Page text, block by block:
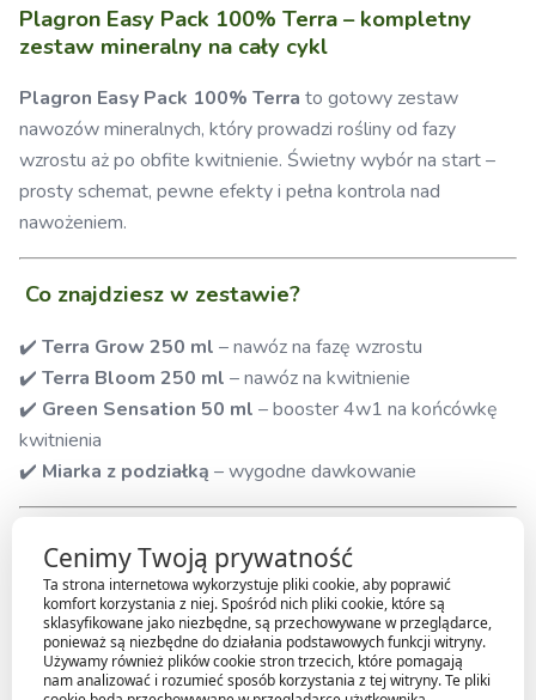
Plagron Easy Pack 100% Terra – kompletny
zestaw mineralny na cały cykl
Plagron Easy Pack 100% Terra to gotowy zestaw
nawozów mineralnych, który prowadzi rośliny od fazy
wzrostu aż po obfite kwitnienie. Świetny wybór na start –
prosty schemat, pewne efekty i pełna kontrola nad
nawożeniem.
Co znajdziesz w zestawie?
✔️ Terra Grow 250 ml – nawóz na fazę wzrostu
✔️ Terra Bloom 250 ml – nawóz na kwitnienie
✔️ Green Sensation 50 ml – booster 4w1 na końcówkę
kwitnienia
✔️ Miarka z podziałką – wygodne dawkowanie
Najważniejsze zalety
✔️ Kompletny zestaw na cały cykl uprawy
✔️ Mineralna seria – szybkie i precyzyjne działanie
✔️ Idealny dla początkujących
✔️ Wysoka wydajność i jakość plonu
Cenimy Twoją prywatność
Ta strona internetowa wykorzystuje pliki cookie, aby poprawić
komfort korzystania z niej. Spośród nich pliki cookie, które są
sklasyfikowane jako niezbędne, są przechowywane w przeglądarce,
ponieważ są niezbędne do działania podstawowych funkcji witryny.
Używamy również plików cookie stron trzecich, które pomagają
nam analizować i rozumieć sposób korzystania z tej witryny. Te pliki